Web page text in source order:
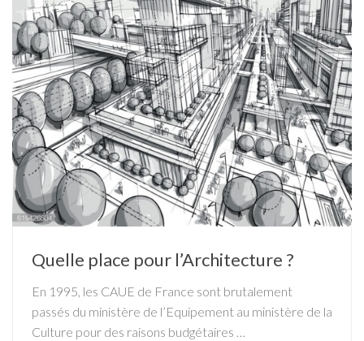
Quelle place pour l’Architecture ?
En 1995, les CAUE de France sont brutalement
passés du ministère de l’Equipement au ministère de la
Culture pour des raisons budgétaires …